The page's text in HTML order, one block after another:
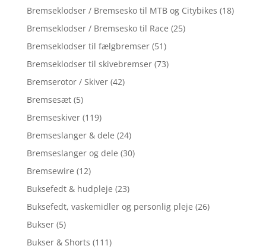
Bremseklodser / Bremsesko til MTB og Citybikes (18)
Bremseklodser / Bremsesko til Race (25)
Bremseklodser til fælgbremser (51)
Bremseklodser til skivebremser (73)
Bremserotor / Skiver (42)
Bremsesæt (5)
Bremseskiver (119)
Bremseslanger & dele (24)
Bremseslanger og dele (30)
Bremsewire (12)
Buksefedt & hudpleje (23)
Buksefedt, vaskemidler og personlig pleje (26)
Bukser (5)
Bukser & Shorts (111)